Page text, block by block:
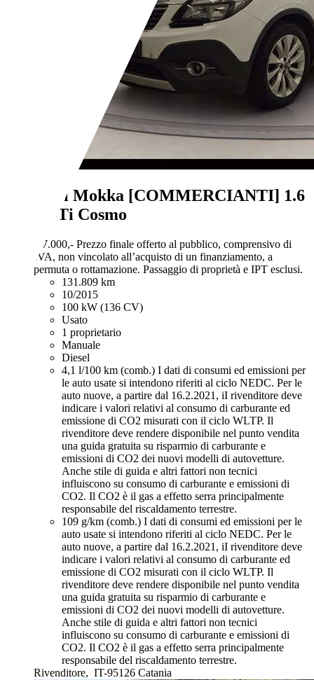
Opel Mokka [COMMERCIANTI] 1.6
CDTi Cosmo
€ 7.000,- Prezzo finale offerto al pubblico, comprensivo di
IVA, non vincolato all’acquisto di un finanziamento, a
permuta o rottamazione. Passaggio di proprietà e IPT esclusi.
131.809 km
10/2015
100 kW (136 CV)
Usato
1 proprietario
Manuale
Diesel
4,1 l/100 km (comb.) I dati di consumi ed emissioni per
le auto usate si intendono riferiti al ciclo NEDC. Per le
auto nuove, a partire dal 16.2.2021, iI rivenditore deve
indicare i valori relativi al consumo di carburante ed
emissione di CO2 misurati con il ciclo WLTP. Il
rivenditore deve rendere disponibile nel punto vendita
una guida gratuita su risparmio di carburante e
emissioni di CO2 dei nuovi modelli di autovetture.
Anche stile di guida e altri fattori non tecnici
influiscono su consumo di carburante e emissioni di
CO2. Il CO2 è il gas a effetto serra principalmente
responsabile del riscaldamento terrestre.
109 g/km (comb.) I dati di consumi ed emissioni per le
auto usate si intendono riferiti al ciclo NEDC. Per le
auto nuove, a partire dal 16.2.2021, iI rivenditore deve
indicare i valori relativi al consumo di carburante ed
emissione di CO2 misurati con il ciclo WLTP. Il
rivenditore deve rendere disponibile nel punto vendita
una guida gratuita su risparmio di carburante e
emissioni di CO2 dei nuovi modelli di autovetture.
Anche stile di guida e altri fattori non tecnici
influiscono su consumo di carburante e emissioni di
CO2. Il CO2 è il gas a effetto serra principalmente
responsabile del riscaldamento terrestre.
Rivenditore, IT-95126 Catania